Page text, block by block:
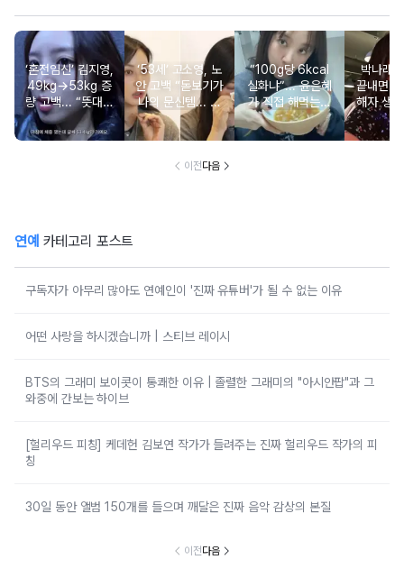
‘혼전임신’ 김지영,
49kg→53kg 증
량 고백... “뜻대로
안돼”
‘53세’ 고소영, 노
안 고백 “돋보기가
나의 문신템... 받
아들이기로 했다”
“100g당 6kcal
실화냐”... 윤은혜
가 직접 해먹는다
는 ‘저칼로리 건강
밥’ 레시피, 난리
박나래
끝내면
해자 생
이전다음
연예 카테고리 포스트
구독자가 아무리 많아도 연예인이 '진짜 유튜버'가 될 수 없는 이유
어떤 사랑을 하시겠습니까 | 스티브 레이시
BTS의 그래미 보이콧이 통쾌한 이유 | 졸렬한 그래미의 "아시안팝"과 그
와중에 간보는 하이브
[헐리우드 피칭] 케데헌 김보연 작가가 들려주는 진짜 헐리우드 작가의 피
칭
30일 동안 앨범 150개를 들으며 깨달은 진짜 음악 감상의 본질
이전다음